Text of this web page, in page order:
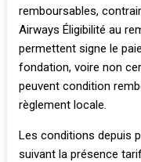
remboursables,
Airways Éligibilité au
permettent signe le
fondation, voire non
peuvent condition
règlement locale.
Les conditions depuis
suivant la présence